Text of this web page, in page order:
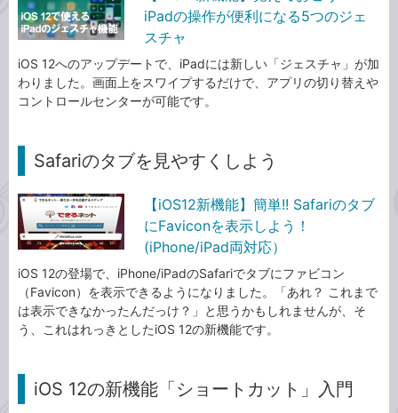
iPadの操作が便利になる5つのジェ
スチャ
iOS 12へのアップデートで、iPadには新しい「ジェスチャ」が加
わりました。画面上をスワイプするだけで、アプリの切り替えや
コントロールセンターが可能です。
Safariのタブを見やすくしよう
【iOS12新機能】簡単!! Safariのタブ
にFaviconを表示しよう！
(iPhone/iPad両対応）
iOS 12の登場で、iPhone/iPadのSafariでタブにファビコン
（Favicon）を表示できるようになりました。「あれ？ これまで
は表示できなかったんだっけ？」と思うかもしれませんが、そ
う、これはれっきとしたiOS 12の新機能です。
iOS 12の新機能「ショートカット」入門